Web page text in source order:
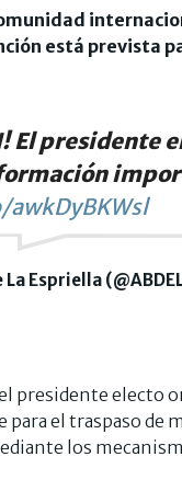
está prevista
El presidente
Espriella
presidente electo
el traspaso de
los